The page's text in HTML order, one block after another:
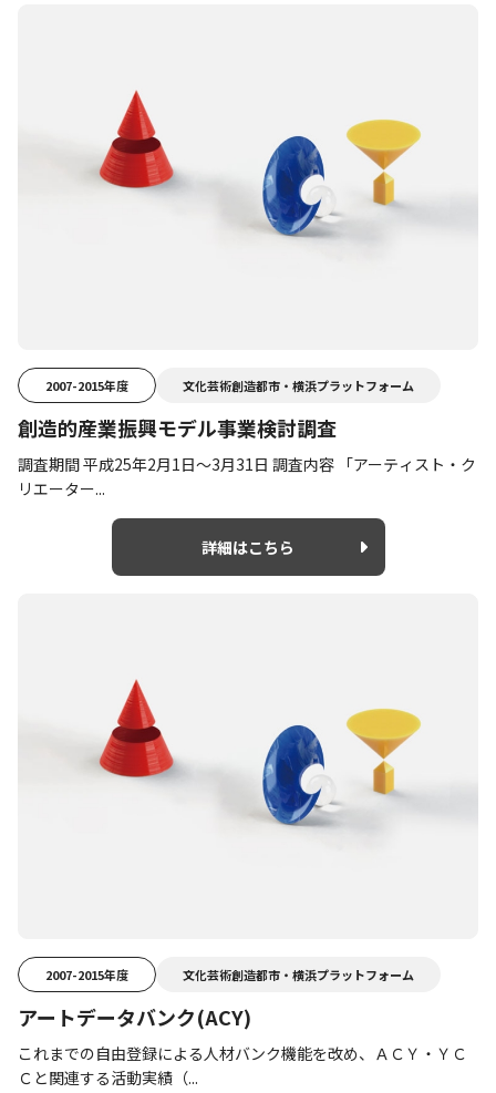
2007-2015年度 文化芸術創造都市・横浜プラットフォーム
創造的産業振興モデル事業検討調査
調査期間 平成25年2月1日～3月31日 調査内容 「アーティスト・ク
リエーター...
詳細はこちら
2007-2015年度 文化芸術創造都市・横浜プラットフォーム
アートデータバンク(ACY)
これまでの自由登録による人材バンク機能を改め、ＡＣＹ・ＹＣ
Ｃと関連する活動実績（...